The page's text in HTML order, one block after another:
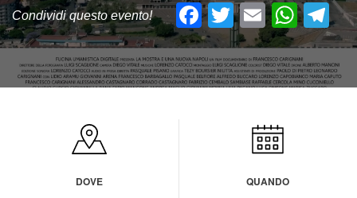
Condividi questo evento! Facebook
Twitter
Email
DOVE QUANDO